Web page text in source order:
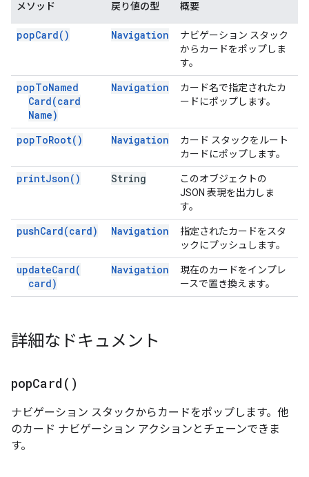
メソッド 戻り値の型 概要
popCard( ) Navigation
ナビゲーション スタック
からカードをポップしま
す。
popToNamed
Card(card
Name)
Navigation
カード名で指定されたカ
ードにポップします。
popToRoot( ) Navigation
カード スタックをルート
カードにポップします。
printJson( ) String
このオブジェクトの
JSON 表現を出力しま
す。
pushCard(card) Navigation
指定されたカードをスタ
ックにプッシュします。
updateCard(
card)
Navigation
現在のカードをインプレ
ースで置き換えます。
詳細なドキュメント
popCard( )
ナビゲーション スタックからカードをポップします。他
のカード ナビゲーション アクションとチェーンできま
す。